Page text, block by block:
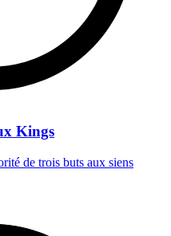
Kings
de trois buts aux siens